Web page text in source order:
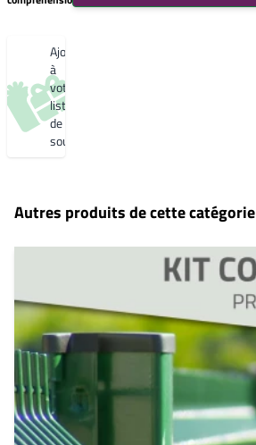
souhaitsAjouter
à
votre
liste
de
souhaits
Autres produits de cette catégorie